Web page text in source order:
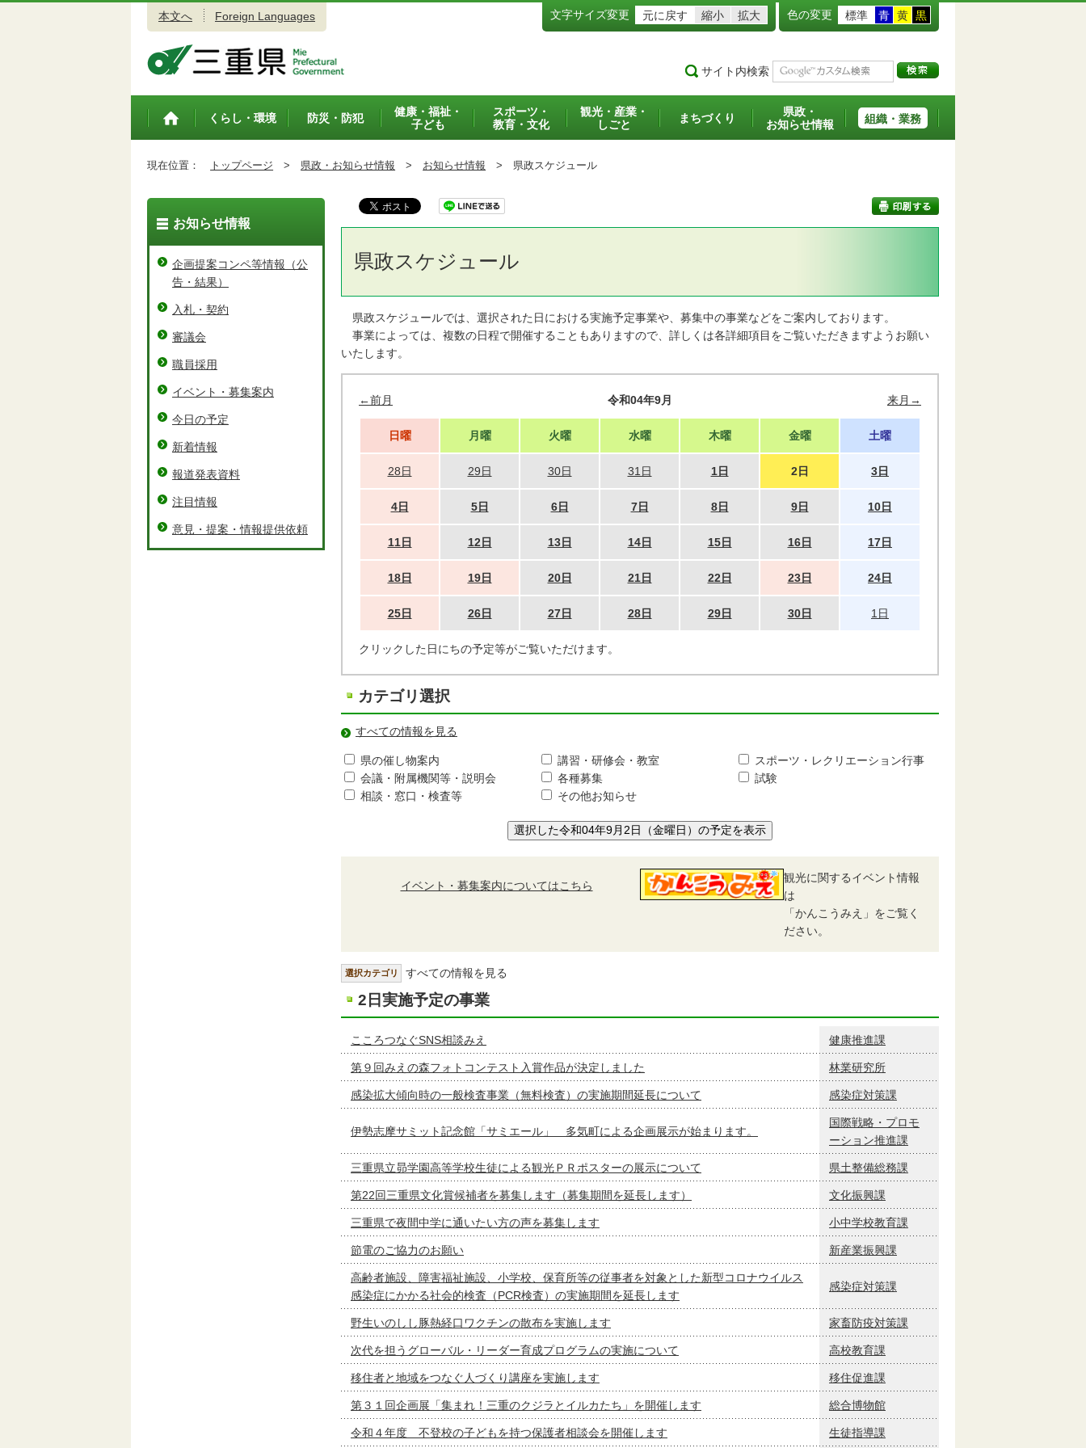
本文へ Foreign Languages 文字サイズ変更 元に戻す 縮小 拡大 色の変更 標準 青 黄 黒
サイト内検索
トップペ
くらし・環境 防災・防犯
健康・福祉・
子ども
スポーツ・
教育・文化
観光・産業・
しごと
まちづくり
県政・
お知らせ情報
組織・業務
現在位置： トップページ > 県政・お知らせ情報 > お知らせ情報 > 県政スケジュール
県政スケジュール
県政スケジュールでは、選択された日における実施予定事業や、募集中の事業などをご案内しております。
事業によっては、複数の日程で開催することもありますので、詳しくは各詳細項目をご覧いただきますようお願い
いたします。
←前月 令和04年9月 来月→
日曜 月曜 火曜 水曜 木曜 金曜 土曜
28日 29日 30日 31日 1日 2日 3日
4日 5日 6日 7日 8日 9日 10日
11日 12日 13日 14日 15日 16日 17日
18日 19日 20日 21日 22日 23日 24日
25日 26日 27日 28日 29日 30日 1日
クリックした日にちの予定等がご覧いただけます。
カテゴリ選択
すべての情報を見る
県の催し物案内 講習・研修会・教室
スポーツ・レクリエーション行事
会議・附属機関等・説明会
各種募集
試験
相談・窓口・検査等
その他お知らせ
選択した令和04年9月2日（金曜日）の予定を表示
イベント・募集案内についてはこちら
観光に関するイベント情報
は
「かんこうみえ」をご覧く
ださい。
選択カテゴリ すべての情報を見る
2日実施予定の事業
こころつなぐSNS相談みえ 健康推進課
第９回みえの森フォトコンテスト入賞作品が決定しました 林業研究所
感染拡大傾向時の一般検査事業（無料検査）の実施期間延長について 感染症対策課
伊勢志摩サミット記念館「サミエール」 多気町による企画展示が始まります。
国際戦略・プロモ
ーション推進課
三重県立昴学園高等学校生徒による観光ＰＲポスターの展示について 県土整備総務課
第22回三重県文化賞候補者を募集します（募集期間を延長します） 文化振興課
三重県で夜間中学に通いたい方の声を募集します 小中学校教育課
節電のご協力のお願い 新産業振興課
高齢者施設、障害福祉施設、小学校、保育所等の従事者を対象とした新型コロナウイルス
感染症にかかる社会的検査（PCR検査）の実施期間を延長します
感染症対策課
野生いのしし豚熱経口ワクチンの散布を実施します 家畜防疫対策課
次代を担うグローバル・リーダー育成プログラムの実施について 高校教育課
移住者と地域をつなぐ人づくり講座を実施します 移住促進課
第３１回企画展「集まれ！三重のクジラとイルカたち」を開催します 総合博物館
令和４年度 不登校の子どもを持つ保護者相談会を開催します 生徒指導課
お知らせ情報
企画提案コンペ等情報（公
告・結果）
入札・契約
審議会
職員採用
イベント・募集案内
今日の予定
新着情報
報道発表資料
注目情報
意見・提案・情報提供依頼